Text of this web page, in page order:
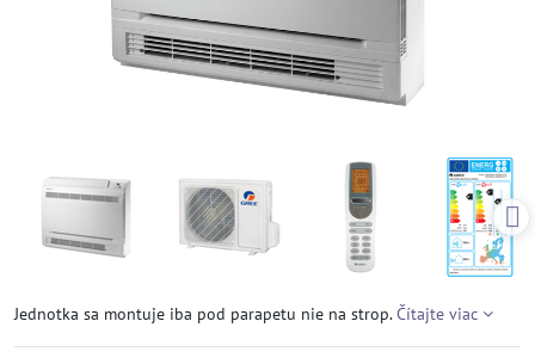
Jednotka sa montuje iba pod parapetu nie na strop.Čítajte viac